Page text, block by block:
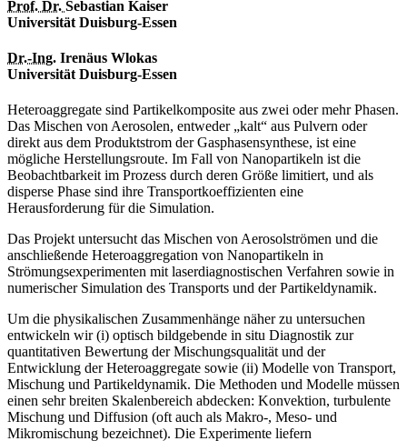
Prof. Dr. Sebastian Kaiser
Universität Duisburg-Essen
Dr.-Ing. Irenäus Wlokas
Universität Duisburg-Essen
Heteroaggregate sind Partikelkomposite aus zwei oder mehr Phasen.
Das Mischen von Aerosolen, entweder „kalt“ aus Pulvern oder
direkt aus dem Produktstrom der Gasphasensynthese, ist eine
mögliche Herstellungsroute. Im Fall von Nanopartikeln ist die
Beobachtbarkeit im Prozess durch deren Größe limitiert, und als
disperse Phase sind ihre Transportkoeffizienten eine
Herausforderung für die Simulation.
Das Projekt untersucht das Mischen von Aerosolströmen und die
anschließende Heteroaggregation von Nanopartikeln in
Strömungsexperimenten mit laserdiagnostischen Verfahren sowie in
numerischer Simulation des Transports und der Partikeldynamik.
Um die physikalischen Zusammenhänge näher zu untersuchen
entwickeln wir (i) optisch bildgebende in situ Diagnostik zur
quantitativen Bewertung der Mischungsqualität und der
Entwicklung der Heteroaggregate sowie (ii) Modelle von Transport,
Mischung und Partikeldynamik. Die Methoden und Modelle müssen
einen sehr breiten Skalenbereich abdecken: Konvektion, turbulente
Mischung und Diffusion (oft auch als Makro-, Meso- und
Mikromischung bezeichnet). Die Experimente liefern